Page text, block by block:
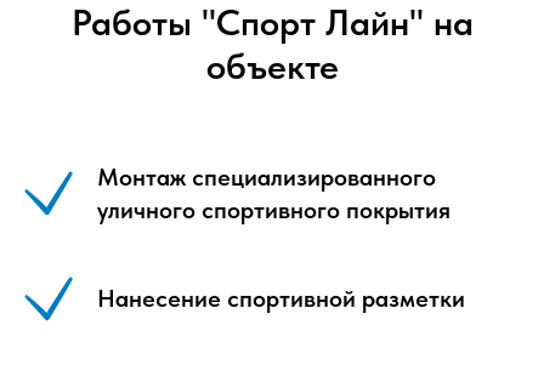
Работы "Спорт Лайн" на
объекте
Монтаж специализированного
уличного спортивного покрытия
Нанесение спортивной разметки